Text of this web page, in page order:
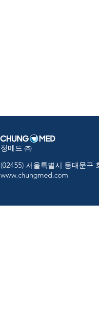
정메드 ㈜
(02455) 서울특별시 동대문구
www.chungmed.com